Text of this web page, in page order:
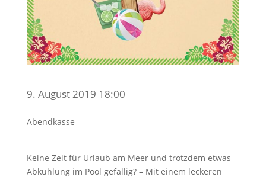
9. August 2019 18:00
Abendkasse
Keine Zeit für Urlaub am Meer und trotzdem etwas
Abkühlung im Pool gefällig? – Mit einem leckeren